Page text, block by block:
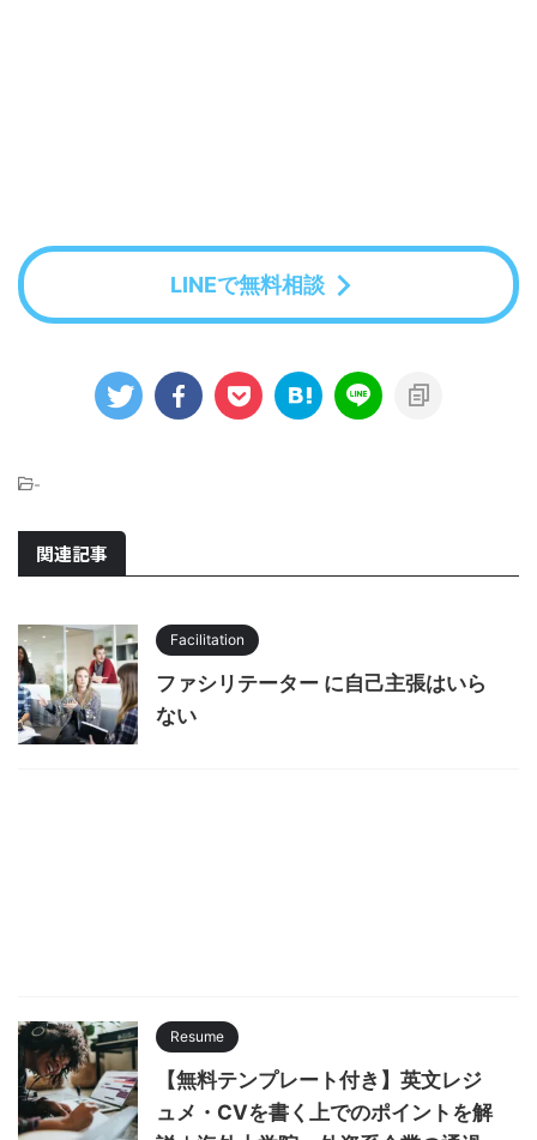
LINEで無料相談
-
関連記事
Facilitation
ファシリテーター に自己主張はいら
ない
Resume
【無料テンプレート付き】英文レジ
ュメ・CVを書く上でのポイントを解